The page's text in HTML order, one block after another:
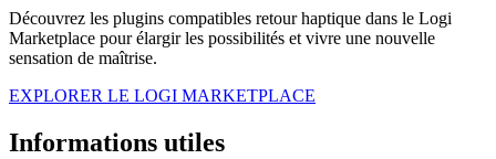
Découvrez les plugins compatibles retour haptique dans le Logi
Marketplace pour élargir les possibilités et vivre une nouvelle
sensation de maîtrise.
EXPLORER LE LOGI MARKETPLACE
Informations utiles